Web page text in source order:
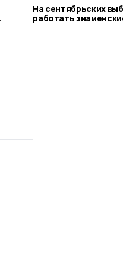
На сентябрьских
работать
наблюдатели